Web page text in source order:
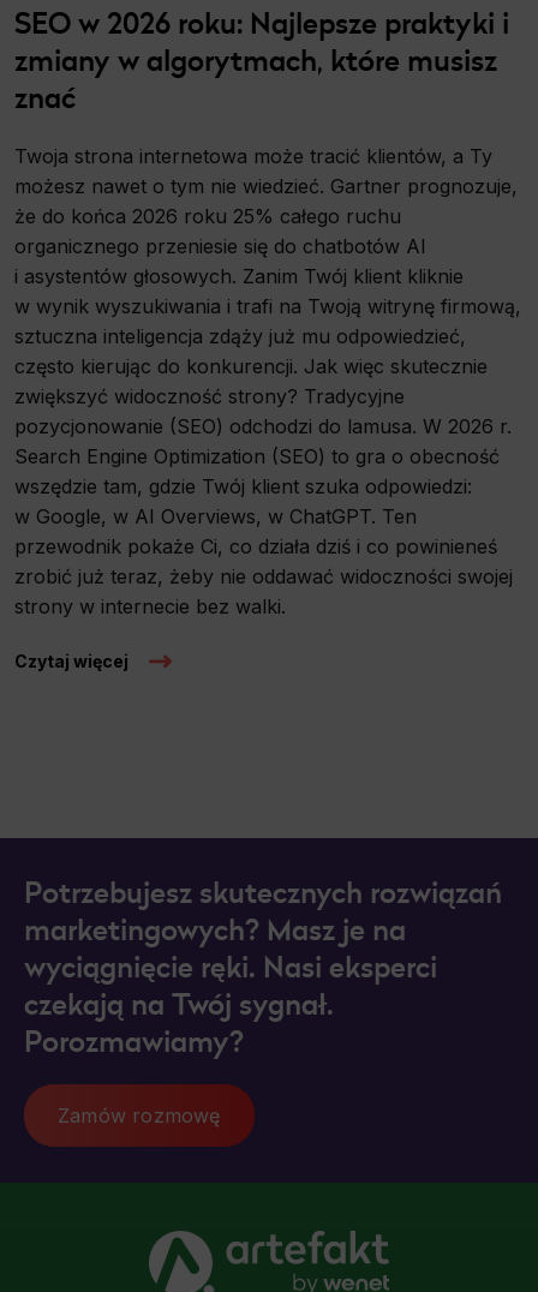
SEO w 2026 roku: Najlepsze praktyki i
zmiany w algorytmach, które musisz
znać
Twoja strona internetowa może tracić klientów, a Ty
możesz nawet o tym nie wiedzieć. Gartner prognozuje,
że do końca 2026 roku 25% całego ruchu
organicznego przeniesie się do chatbotów AI
i asystentów głosowych. Zanim Twój klient kliknie
w wynik wyszukiwania i trafi na Twoją witrynę firmową,
sztuczna inteligencja zdąży już mu odpowiedzieć,
często kierując do konkurencji. Jak więc skutecznie
zwiększyć widoczność strony? Tradycyjne
pozycjonowanie (SEO) odchodzi do lamusa. W 2026 r.
Search Engine Optimization (SEO) to gra o obecność
wszędzie tam, gdzie Twój klient szuka odpowiedzi:
w Google, w AI Overviews, w ChatGPT. Ten
przewodnik pokaże Ci, co działa dziś i co powinieneś
zrobić już teraz, żeby nie oddawać widoczności swojej
strony w internecie bez walki.
Czytaj więcej
Potrzebujesz skutecznych rozwiązań
marketingowych? Masz je na
wyciągnięcie ręki. Nasi eksperci
czekają na Twój sygnał.
Porozmawiamy?
Zamów rozmowę